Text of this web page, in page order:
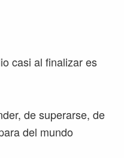
casi al finalizar es
de superarse, de
del mundo